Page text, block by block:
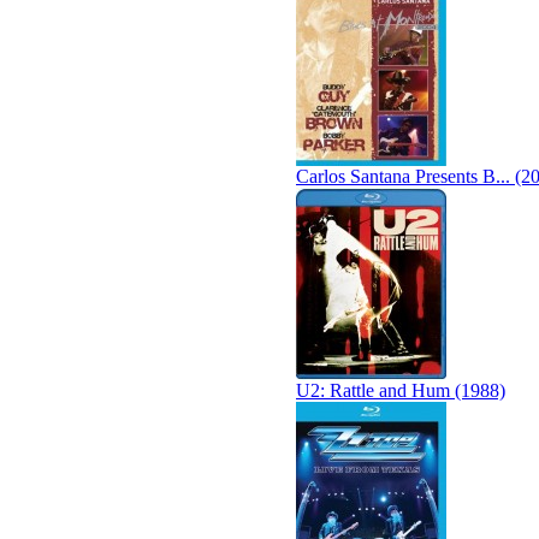
Carlos Santana Presents B...
U2: Rattle and Hum (1988)